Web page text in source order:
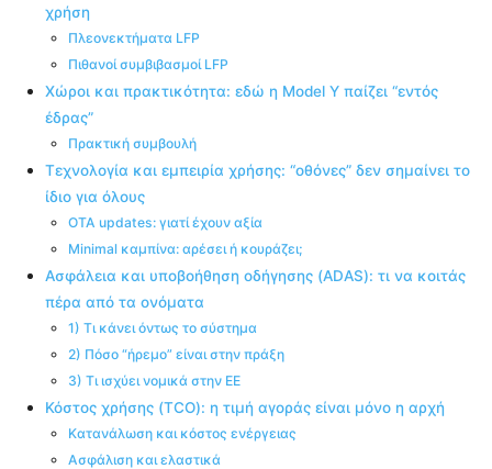
χρήση
Πλεονεκτήματα LFP
Πιθανοί συμβιβασμοί LFP
Χώροι και πρακτικότητα: εδώ η Model Y παίζει “εντός
έδρας”
Πρακτική συμβουλή
Τεχνολογία και εμπειρία χρήσης: “οθόνες” δεν σημαίνει το
ίδιο για όλους
OTA updates: γιατί έχουν αξία
Minimal καμπίνα: αρέσει ή κουράζει;
Ασφάλεια και υποβοήθηση οδήγησης (ADAS): τι να κοιτάς
πέρα από τα ονόματα
1) Τι κάνει όντως το σύστημα
2) Πόσο “ήρεμο” είναι στην πράξη
3) Τι ισχύει νομικά στην ΕΕ
Κόστος χρήσης (TCO): η τιμή αγοράς είναι μόνο η αρχή
Κατανάλωση και κόστος ενέργειας
Ασφάλιση και ελαστικά